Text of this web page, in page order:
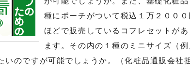
種にポーチがついて税込１万２０００
ほどで販売しているコフレセットがあ
ます。その内の１種のミニサイズ（例
いのですが可能でしょうか。（化粧品通販会社